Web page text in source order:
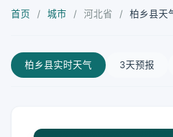
首页 / 城市 / 河北省 / 柏乡县天
柏乡县实时天气 3天预报